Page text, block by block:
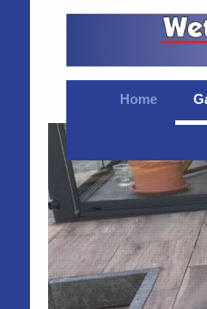
Home